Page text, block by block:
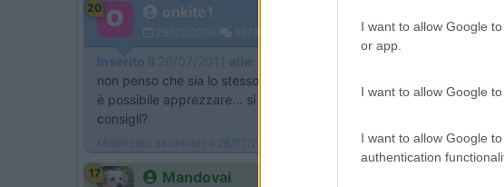
I want to allow Google
or app.
I want to allow Google
I want to allow Google
authentication
20 onkite1
28/02/2006 1573
Inserito il 26/07/2011 alle:
non penso che sia lo stesso modello del tuo Nikkey in quanto il tuo
è possibile apprezzare... si ha la presa hdmi, ingresso usb,
consigli?
Modificato da onkite1 il 26/07/2011 alle 13:03:41
17 Mandovai